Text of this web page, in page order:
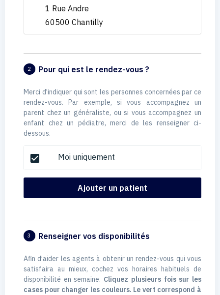
1 Rue Andre
60500 Chantilly
2 Pour qui est le rendez-vous ?
Merci d'indiquer qui sont les personnes concernées par ce
rendez-vous. Par exemple, si vous accompagnez un
parent chez un généraliste, ou si vous accompagnez un
enfant chez un pédiatre, merci de les renseigner ci-
dessous.
check_box Moi uniquement
Ajouter un patient
3 Renseigner vos disponibilités
Afin d’aider les agents à obtenir un rendez-vous qui vous
satisfaira au mieux, cochez vos horaires habituels de
disponibilité en semaine. Cliquez plusieurs fois sur les
cases pour changer les couleurs. Le vert correspond à